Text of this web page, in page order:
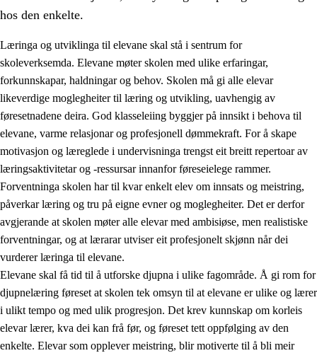
3. Prinsipp for praksisen i skolen
3.1 Eit inkluderande læringsmiljø
3.2 Undervisning og tilpassa opplæring
3.3 Samarbeid mellom heim og skole
3.4 Opplæring i lærebedrift og arbeidsliv
3.5 Profesjonsfellesskap og skoleutvikling
hos den enkelte.
Læringa og utviklinga til elevane skal stå i sentrum for
skoleverksemda. Elevane møter skolen med ulike erfaringar,
forkunnskapar, haldningar og behov. Skolen må gi alle elevar
likeverdige moglegheiter til læring og utvikling, uavhengig av
føresetnadene deira. God klasseleiing byggjer på innsikt i behova til
elevane, varme relasjonar og profesjonell dømmekraft. For å skape
motivasjon og læreglede i undervisninga trengst eit breitt repertoar av
læringsaktivitetar og -ressursar innanfor føreseielege rammer.
Forventninga skolen har til kvar enkelt elev om innsats og meistring,
påverkar læring og tru på eigne evner og moglegheiter. Det er derfor
avgjerande at skolen møter alle elevar med ambisiøse, men realistiske
forventningar, og at lærarar utviser eit profesjonelt skjønn når dei
vurderer læringa til elevane.
Elevane skal få tid til å utforske djupna i ulike fagområde. Å gi rom for
djupnelæring føreset at skolen tek omsyn til at elevane er ulike og lærer
i ulikt tempo og med ulik progresjon. Det krev kunnskap om korleis
elevar lærer, kva dei kan frå før, og føreset tett oppfølging av den
enkelte. Elevar som opplever meistring, blir motiverte til å bli meir